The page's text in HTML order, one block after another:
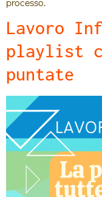
Lavoro
playlist
puntate